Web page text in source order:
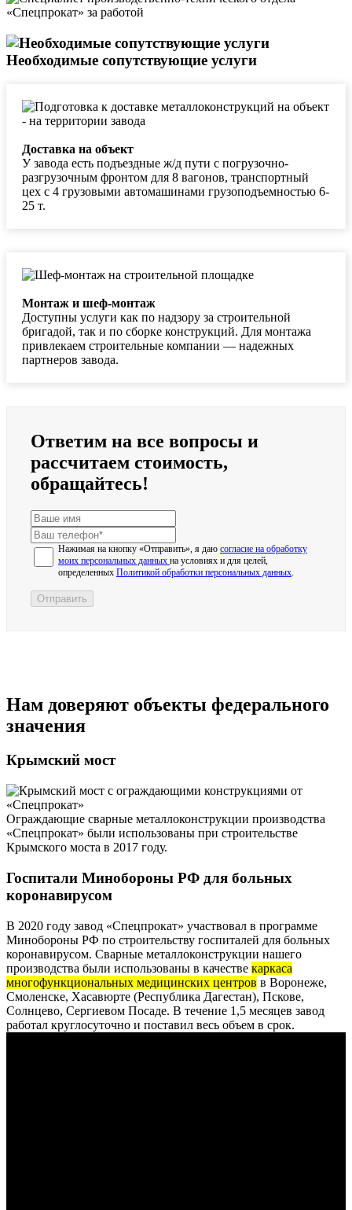
Необходимые сопутствующие услуги
Доставка на объект
У завода есть подъездные ж/д пути с погрузочно-
разгрузочным фронтом для 8 вагонов, транспортный
цех с 4 грузовыми автомашинами грузоподъемностью 6-
25 т.
Монтаж и шеф-монтаж
Доступны услуги как по надзору за строительной
бригадой, так и по сборке конструкций. Для монтажа
привлекаем строительные компании — надежных
партнеров завода.
Ответим на все вопросы и
рассчитаем стоимость,
обращайтесь!
Нажимая на кнопку «Отправить», я даю согласие на обработку
моих персональных данных на условиях и для целей,
определенных Политикой обработки персональных данных
Отправить
Нам доверяют объекты федерального
значения
Крымский мост
Ограждающие сварные металлоконструкции производства
«Спецпрокат» были использованы при строительстве
Крымского моста в 2017 году.
Госпитали Минобороны РФ для больных
коронавирусом
В 2020 году завод «Спецпрокат» участвовал в программе
Минобороны РФ по строительству госпиталей для больных
коронавирусом. Сварные металлоконструкции нашего
производства были использованы в качестве каркаса
многофункциональных медицинских центров в Воронеже,
Смоленске, Хасавюрте (Республика Дагестан), Пскове,
Солнцево, Сергиевом Посаде. В течение 1,5 месяцев завод
работал круглосуточно и поставил весь объем в срок.